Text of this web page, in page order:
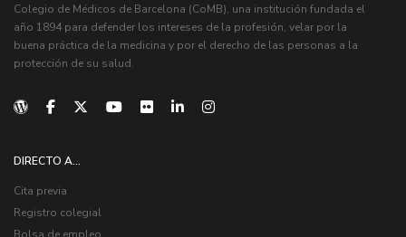
Colegio de Médicos de Barcelona (CoMB), una institución fundada el
año 1894 para defender los intereses de la profesión, velar por la
buena práctica de la medicina y por el derecho de las personas a la
protección de su salud.
DIRECTO A...
Cita previa
Registro colegial
Bolsa de empleo